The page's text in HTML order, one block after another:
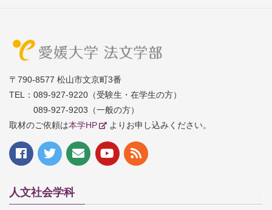
〒790-8577 松山市文京町3番
TEL： 089-927-9220（受験生・在学生の方）
089-927-9203（一般の方）
取材のご依頼は本学HP よりお申し込みください。
人文社会学科